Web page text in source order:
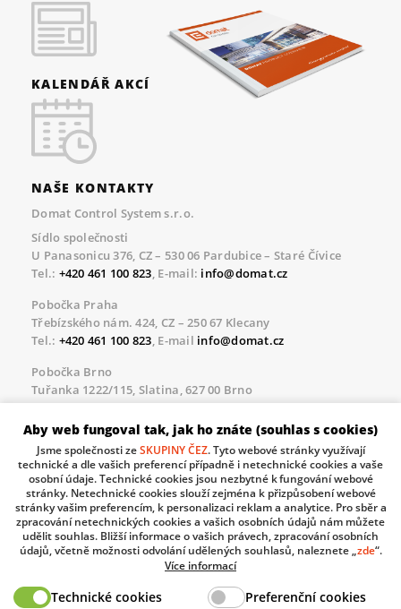
KALENDÁŘ AKCÍ
NAŠE KONTAKTY
Domat Control System s.r.o.
Sídlo společnosti
U Panasonicu 376, CZ – 530 06 Pardubice – Staré Čívice
Tel.: +420 461 100 823, E-mail: info@domat.cz
Pobočka Praha
Třebízského nám. 424, CZ – 250 67 Klecany
Tel.: +420 461 100 823, E-mail info@domat.cz
Pobočka Brno
Tuřanka 1222/115, Slatina, 627 00 Brno
Tel.:+420 461 100 823, E-mailinfo@domat.cz
Servisní linka pro námi realizované akce
Po – Pá 8.30 – 17.00
tel:+420 733 421 878, E-mailservis@domat.cz
Technická podpora:
Tel.:+420 461 100 666 , WhatsApp:+420 603 735 402
Informace o zpracovávaných osobních údajích.
Aby web fungoval tak, jak ho znáte (souhlas s cookies)
Jsme společnosti zeSKUPINY ČEZ. Tyto webové stránky využívají
technické a dle vašich preferencí případně i netechnické cookies a vaše
osobní údaje. Technické cookies jsou nezbytné k fungování webové
stránky. Netechnické cookies slouží zejména k přizpůsobení webové
stránky vašim preferencím, k personalizaci reklam a analytice. Pro sběr a
zpracování netechnických cookies a vašich osobních údajů nám můžete
udělit souhlas. Bližší informace o vašich právech, zpracování osobních
údajů, včetně možnosti odvolání udělených souhlasů, naleznete „zde“.
Více informací
Technické cookies Preferenční cookies